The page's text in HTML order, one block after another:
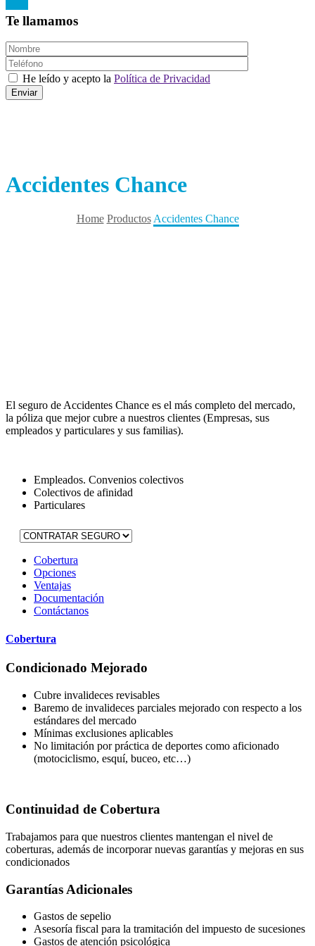
Te llamamos
He leído y acepto la Política de Privacidad
Accidentes Chance
Home Productos Accidentes Chance
El seguro de Accidentes Chance es el más completo del mercado,
la póliza que mejor cubre a nuestros clientes (Empresas, sus
empleados y particulares y sus familias).
Empleados. Convenios colectivos
Colectivos de afinidad
Particulares
Cobertura
Opciones
Ventajas
Documentación
Contáctanos
Cobertura
Condicionado Mejorado
Cubre invalideces revisables
Baremo de invalideces parciales mejorado con respecto a los
estándares del mercado
Mínimas exclusiones aplicables
No limitación por práctica de deportes como aficionado
(motociclismo, esquí, buceo, etc…)
Continuidad de Cobertura
Trabajamos para que nuestros clientes mantengan el nivel de
coberturas, además de incorporar nuevas garantías y mejoras en sus
condicionados
Garantías Adicionales
Gastos de sepelio
Asesoría fiscal para la tramitación del impuesto de sucesiones
Gastos de atención psicológica